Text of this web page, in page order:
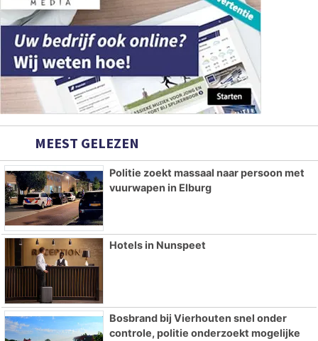
MEEST GELEZEN
Politie zoekt massaal naar persoon met
vuurwapen in Elburg
Hotels in Nunspeet
Bosbrand bij Vierhouten snel onder
controle, politie onderzoekt mogelijke